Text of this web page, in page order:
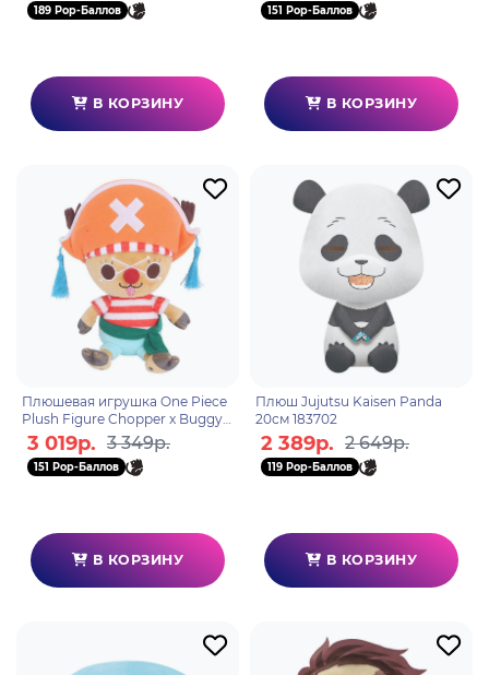
189 Pop-Баллов
В КОРЗИНУ
151 Pop-Баллов
В КОРЗИНУ
Плюшевая игрушка One Piece
Plush Figure Chopper x Buggy
20см 6931080108321
3 019р. 3 349р.
151 Pop-Баллов
В КОРЗИНУ
Плюш Jujutsu Kaisen Panda
20см 183702
2 389р. 2 649р.
119 Pop-Баллов
В КОРЗИНУ